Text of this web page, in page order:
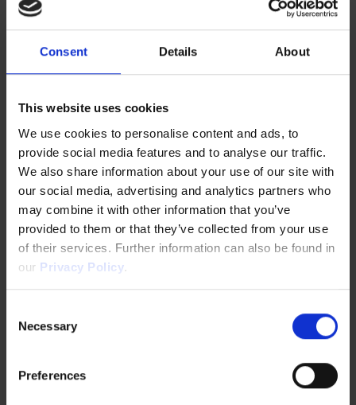
Consent Details About
This website uses cookies
We use cookies to personalise content and ads, to
provide social media features and to analyse our traffic.
We also share information about your use of our site with
our social media, advertising and analytics partners who
may combine it with other information that you’ve
provided to them or that they’ve collected from your use
of their services. Further information can also be found in
our Privacy Policy.
Selection
Necessary
Preferences
イノベーション
への旅を始める
準備はできてい
ますか？
ぜひつながり、一緒に何ができるか探っていきま
ニュース
登録